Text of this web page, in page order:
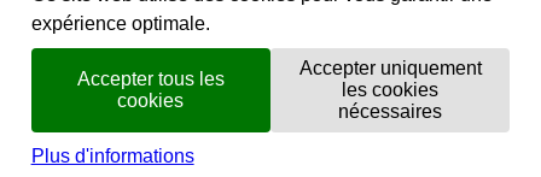
Instagram
flickr